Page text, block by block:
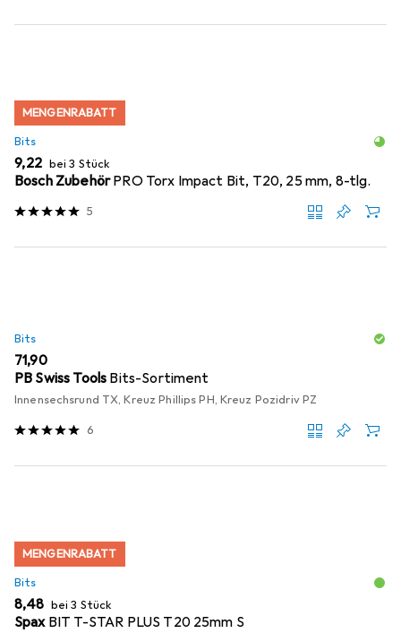
MENGENRABATT
Bits
EUR
9,22 bei 3 Stück
Bosch ZubehörPRO Torx Impact Bit, T20, 25 mm, 8-tlg.
5
Bits
EUR
71,90
PB Swiss Tools Bits-Sortiment
Innensechsrund TX, Kreuz Phillips PH, Kreuz Pozidriv PZ
6
MENGENRABATT
Bits
EUR
8,48 bei 3 Stück
Spax BIT T-STAR PLUS T20 25mm S